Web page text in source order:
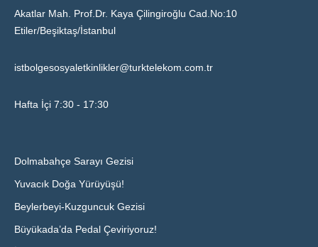
Akatlar Mah. Prof.Dr. Kaya Çilingiroğlu Cad.No:10
Etiler/Beşiktaş/İstanbul
istbolgesosyaletkinlikler@turktelekom.com.tr
Hafta İçi 7:30 - 17:30
Dolmabahçe Sarayı Gezisi
Yuvacık Doğa Yürüyüşü!
Beylerbeyi-Kuzguncuk Gezisi
Büyükada’da Pedal Çeviriyoruz!